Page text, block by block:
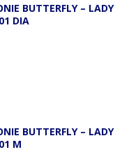
BUTTERFLY – LADY
DIA
BUTTERFLY – LADY
M